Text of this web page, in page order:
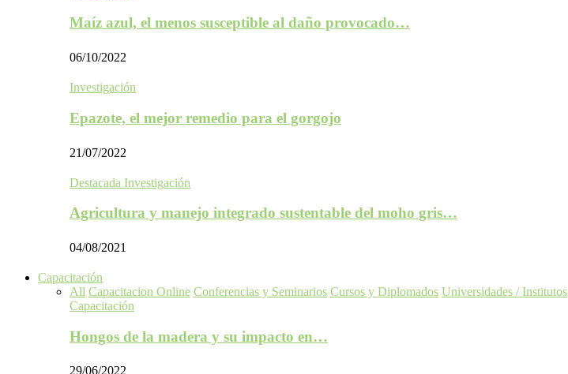
Maíz azul, el menos susceptible al daño provocado…
06/10/2022
Investigación
Epazote, el mejor remedio para el gorgojo
21/07/2022
Destacada Investigación
Agricultura y manejo integrado sustentable del moho gris…
04/08/2021
Capacitación
All Capacitacion Online Conferencias y Seminarios Cursos y Diplomados Universidades / Institutos
Capacitación
Hongos de la madera y su impacto en…
29/06/2022